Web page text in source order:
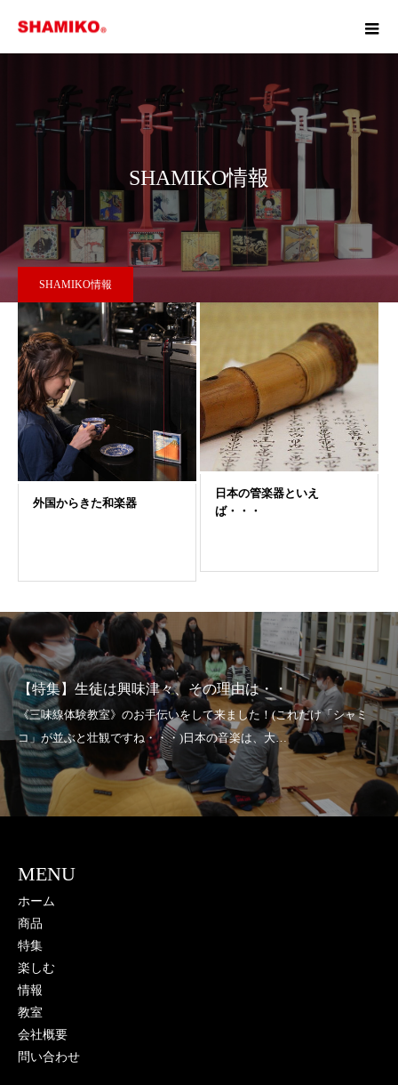
SHAMIKO情報
SHAMIKO情報
【特集】生徒は興味津々、その理由は・・
MENU
ホーム
商品
特集
楽しむ
情報
教室
会社概要
問い合わせ